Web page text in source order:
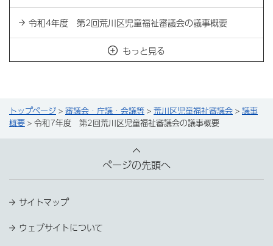
令和4年度 第2回荒川区児童福祉審議会の議事概要
もっと見る
トップページ > 審議会・庁議・会議等 > 荒川区児童福祉審議会 > 議事
概要 > 令和7年度 第2回荒川区児童福祉審議会の議事概要
ページの先頭へ
サイトマップ
ウェブサイトについて